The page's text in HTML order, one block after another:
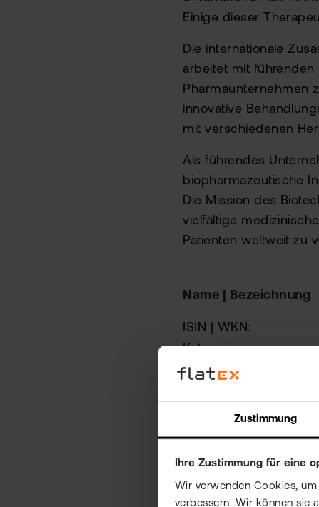
Zustimmung
Ihre Zustimmung für eine
Wir verwenden Cookies,
verbessern. Wir können sie
Einige dieser
Die internationale
arbeitet mit
Pharmaunternehmen
innovative
mit verschiedenen
Als führendes
biopharmazeutische
Die Mission des
vielfältige
Patienten weltweit zu
Name | Bezeichnung
ISIN | WKN:
Kategorie:
Beleihungsfaktor:
Branche | Art:
Kurszeit:
Währung: